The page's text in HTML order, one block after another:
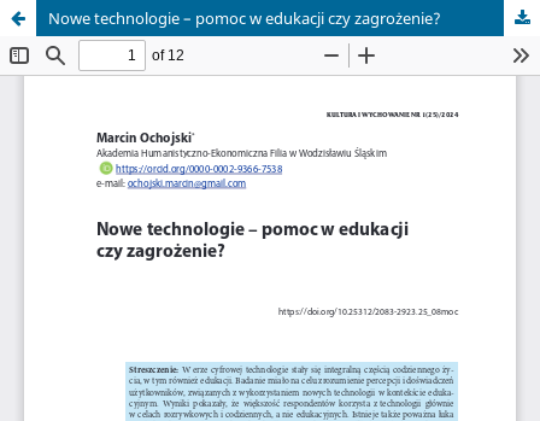
Nowe technologie – pomoc w edukacji czy zagrożenie?